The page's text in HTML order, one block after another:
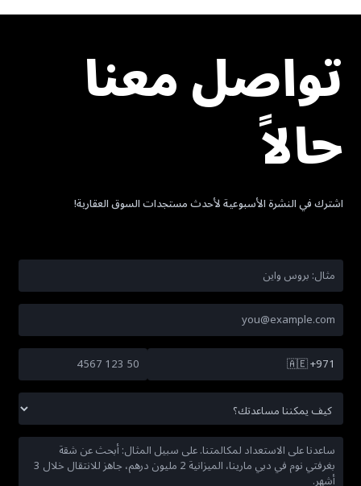
تواصل معنا
حالاً
اشترك في النشرة الأسبوعية لأحدث مستجدات السوق العقارية!
🇦🇪+971